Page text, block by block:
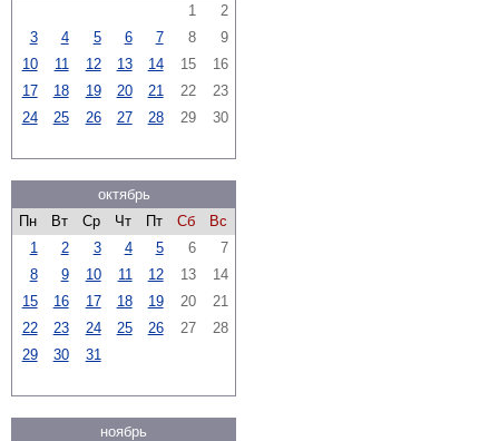
1
2
3
4 5 6 7 8
9
10
11 12 13 14 15
16
17
18 19 20 21 22
23
24
25 26 27 28 29 30
октябрь
Пн
Вт Ср Чт Пт Сб
Вс
1
2 3 4 5 6
7
8
9 10 11 12 13
14
15
16 17 18 19 20
21
22
23 24 25 26 27
28
29
30 31
ноябрь